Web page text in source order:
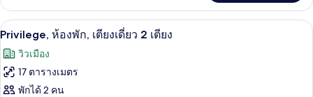
ไซส์
1
เตียง,
ระเบียง
เกี่ยว
กับ
Privilege,
พัก,
เตียง
ควีน
เปิด
ภาพถ่าย
ทั้งหมด
ของ
Privilege, ห้องพัก, เตียงเดี่ยว 2 เตียง
5
Privilege, ห้องพัก, เตียงเดี่ยว 2 เตียง
วิวเมือง
17 ตารางเมตร
พักได้ 2 คน